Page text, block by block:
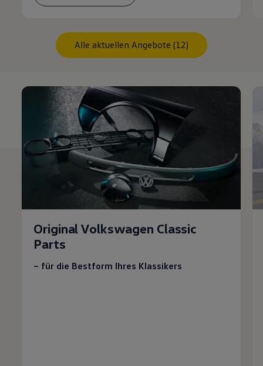
Alle aktuellen Angebote (12)
Original Volkswagen Classic
Parts
– für die Bestform Ihres Klassikers